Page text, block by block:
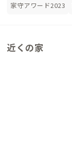
家守アワード2023
近くの家